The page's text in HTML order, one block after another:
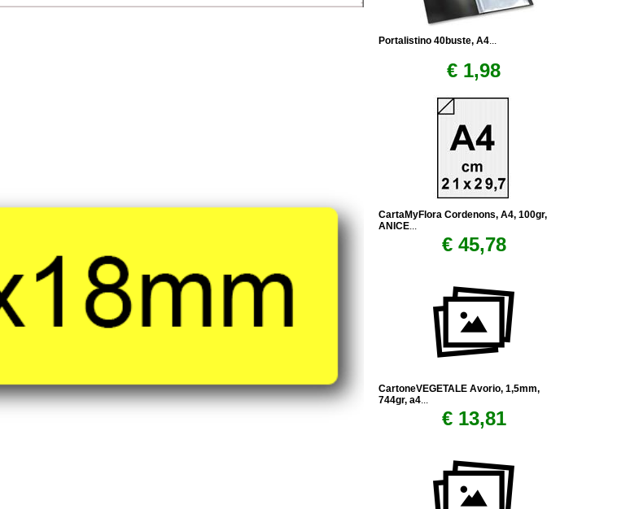
Portalistino 40buste, A4...
€ 1,98
CartaMyFlora Cordenons, A4, 100gr,
ANICE...
€ 45,78
CartoneVEGETALE Avorio, 1,5mm,
744gr, a4...
€ 13,81